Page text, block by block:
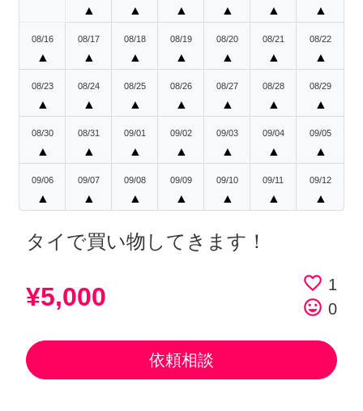
▲ ▲ ▲ ▲ ▲ ▲
08/16
▲
08/17
▲
08/18
▲
08/19
▲
08/20
▲
08/21
▲
08/22
▲
08/23
▲
08/24
▲
08/25
▲
08/26
▲
08/27
▲
08/28
▲
08/29
▲
08/30
▲
08/31
▲
09/01
▲
09/02
▲
09/03
▲
09/04
▲
09/05
▲
09/06
▲
09/07
▲
09/08
▲
09/09
▲
09/10
▲
09/11
▲
09/12
▲
タイで買い物してきます！
¥5,000 favorite_border 1
tag_faces 0
依頼相談